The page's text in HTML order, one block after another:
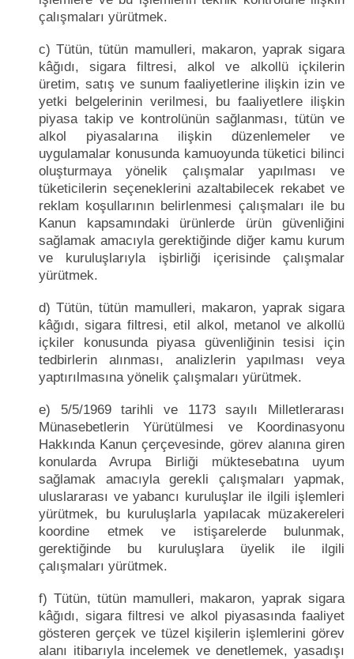
çalışmaları yürütmek.
c) Tütün, tütün mamulleri, makaron, yaprak sigara
kâğıdı, sigara filtresi, alkol ve alkollü içkilerin
üretim, satış ve sunum faaliyetlerine ilişkin izin ve
yetki belgelerinin verilmesi, bu faaliyetlere ilişkin
piyasa takip ve kontrolünün sağlanması, tütün ve
alkol piyasalarına ilişkin düzenlemeler ve
uygulamalar konusunda kamuoyunda tüketici bilinci
oluşturmaya yönelik çalışmalar yapılması ve
tüketicilerin seçeneklerini azaltabilecek rekabet ve
reklam koşullarının belirlenmesi çalışmaları ile bu
Kanun kapsamındaki ürünlerde ürün güvenliğini
sağlamak amacıyla gerektiğinde diğer kamu kurum
ve kuruluşlarıyla işbirliği içerisinde çalışmalar
yürütmek.
d) Tütün, tütün mamulleri, makaron, yaprak sigara
kâğıdı, sigara filtresi, etil alkol, metanol ve alkollü
içkiler konusunda piyasa güvenliğinin tesisi için
tedbirlerin alınması, analizlerin yapılması veya
yaptırılmasına yönelik çalışmaları yürütmek.
e) 5/5/1969 tarihli ve 1173 sayılı Milletlerarası
Münasebetlerin Yürütülmesi ve Koordinasyonu
Hakkında Kanun çerçevesinde, görev alanına giren
konularda Avrupa Birliği müktesebatına uyum
sağlamak amacıyla gerekli çalışmaları yapmak,
uluslararası ve yabancı kuruluşlar ile ilgili işlemleri
yürütmek, bu kuruluşlarla yapılacak müzakereleri
koordine etmek ve istişarelerde bulunmak,
gerektiğinde bu kuruluşlara üyelik ile ilgili
çalışmaları yürütmek.
f) Tütün, tütün mamulleri, makaron, yaprak sigara
kâğıdı, sigara filtresi ve alkol piyasasında faaliyet
gösteren gerçek ve tüzel kişilerin işlemlerini görev
alanı itibarıyla incelemek ve denetlemek, yasadışı